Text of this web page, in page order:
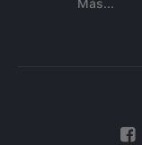
Más...